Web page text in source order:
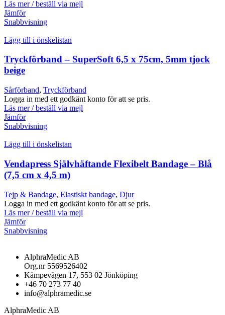
Läs mer / beställ via mejl
Jämför
Snabbvisning
Lägg till i önskelistan
Tryckförband – SuperSoft 6,5 x 75cm, 5mm tjock
beige
Sårförband, Tryckförband
Logga in med ett godkänt konto för att se pris.
Läs mer / beställ via mejl
Jämför
Snabbvisning
Lägg till i önskelistan
Vendapress Självhäftande Flexibelt Bandage – Blå
(7,5 cm x 4,5 m)
Tejp & Bandage, Elastiskt bandage, Djur
Logga in med ett godkänt konto för att se pris.
Läs mer / beställ via mejl
Jämför
Snabbvisning
AlphraMedic AB
Org.nr 5569526402
Kämpevägen 17, 553 02 Jönköping
+46 70 273 77 40
info@alphramedic.se
AlphraMedic AB